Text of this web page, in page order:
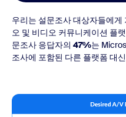
우리는 설문조사 대상자들에게
오 및 비디오 커뮤니케이션 플
문조사 응답자의 47%는
조사에 포함된 다른 플랫폼 대